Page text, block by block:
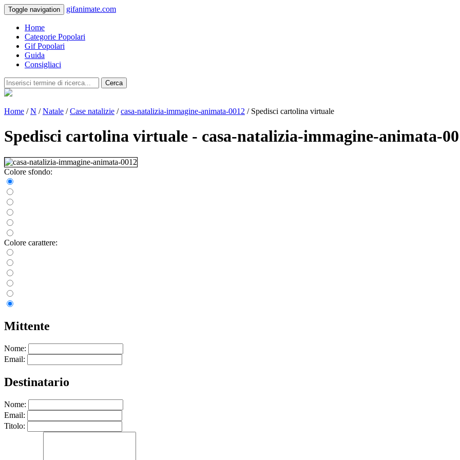
Toggle navigation gifanimate.com
Home
Categorie Popolari
Gif Popolari
Guida
Consigliaci
Cerca
Home /N /Natale /Case natalizie /casa-natalizia-immagine-animata-0012 / Spedisci cartolina virtuale
Spedisci cartolina virtuale - casa-natalizia-immagine-animata-
Colore sfondo:
Colore carattere:
Mittente
Nome:
Email:
Destinatario
Nome:
Email:
Titolo: